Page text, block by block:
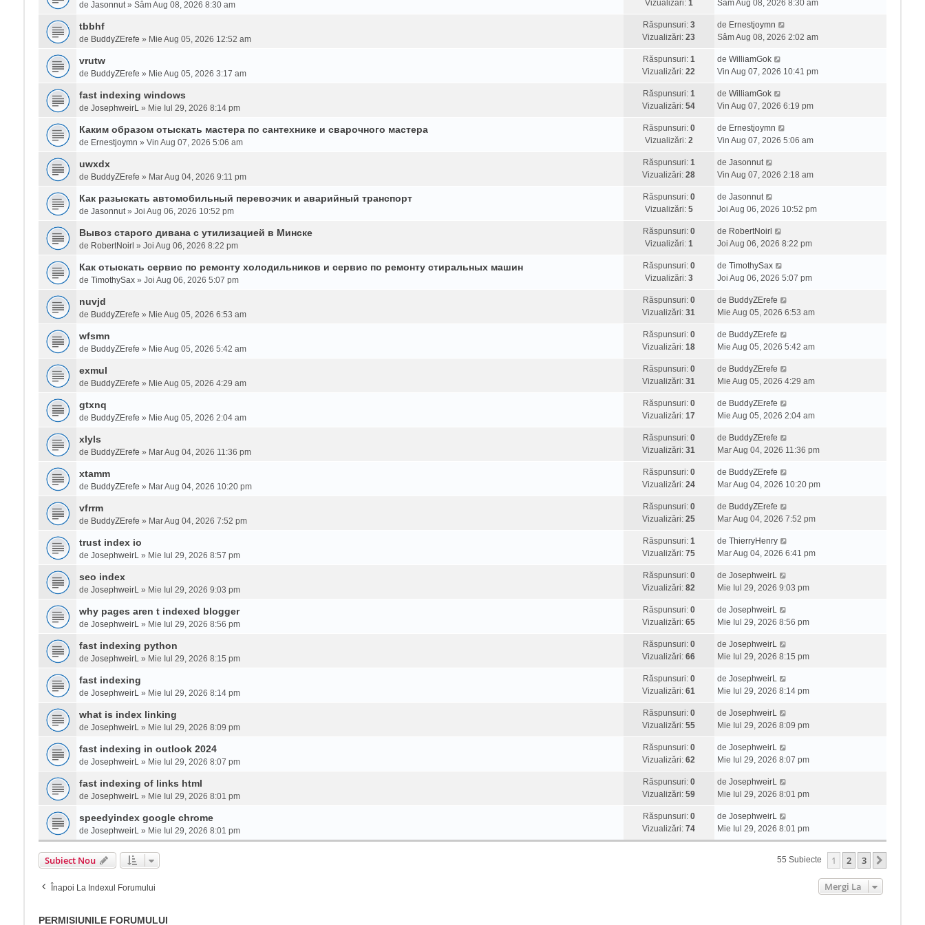
de Jasonnut» Sâm Aug 08, 2026 8:30 am
Vizualizări: 1
Sâm Aug 08, 2026 8:30 am
tbbhf
de BuddyZErefe » Mie Aug 05, 2026 12:52 am
Răspunsuri: 3
Vizualizări:23
de Ernestjoymn
Sâm Aug 08, 2026 2:02 am
vrutw
de BuddyZErefe » Mie Aug 05, 2026 3:17 am
Răspunsuri: 1
Vizualizări:22
de WilliamGok
Vin Aug 07, 2026 10:41 pm
fast indexing windows
de JosephweirL» Mie Iul 29, 2026 8:14 pm
Răspunsuri: 1
Vizualizări:54
de WilliamGok
Vin Aug 07, 2026 6:19 pm
Каким образом отыскать мастера по сантехнике и сварочного мастера
de Ernestjoymn » Vin Aug 07, 2026 5:06 am
Răspunsuri: 0
Vizualizări: 2
de Ernestjoymn
Vin Aug 07, 2026 5:06 am
uwxdx
de BuddyZErefe » Mar Aug 04, 2026 9:11 pm
Răspunsuri: 1
Vizualizări:28
de Jasonnut
Vin Aug 07, 2026 2:18 am
Как разыскать автомобильный перевозчик и аварийный транспорт
de Jasonnut» Joi Aug 06, 2026 10:52 pm
Răspunsuri: 0
Vizualizări: 5
de Jasonnut
Joi Aug 06, 2026 10:52 pm
Вывоз старого дивана с утилизацией в Минске
de RobertNoirl » Joi Aug 06, 2026 8:22 pm
Răspunsuri: 0
Vizualizări: 1
de RobertNoirl
Joi Aug 06, 2026 8:22 pm
Как отыскать сервис по ремонту холодильников и сервис по ремонту стиральных машин
de TimothySax» Joi Aug 06, 2026 5:07 pm
Răspunsuri: 0
Vizualizări: 3
de TimothySax
Joi Aug 06, 2026 5:07 pm
nuvjd
de BuddyZErefe » Mie Aug 05, 2026 6:53 am
Răspunsuri: 0
Vizualizări:31
de BuddyZErefe
Mie Aug 05, 2026 6:53 am
wfsmn
de BuddyZErefe » Mie Aug 05, 2026 5:42 am
Răspunsuri: 0
Vizualizări:18
de BuddyZErefe
Mie Aug 05, 2026 5:42 am
exmul
de BuddyZErefe » Mie Aug 05, 2026 4:29 am
Răspunsuri: 0
Vizualizări:31
de BuddyZErefe
Mie Aug 05, 2026 4:29 am
gtxnq
de BuddyZErefe » Mie Aug 05, 2026 2:04 am
Răspunsuri: 0
Vizualizări:17
de BuddyZErefe
Mie Aug 05, 2026 2:04 am
xlyls
de BuddyZErefe » Mar Aug 04, 2026 11:36 pm
Răspunsuri: 0
Vizualizări:31
de BuddyZErefe
Mar Aug 04, 2026 11:36 pm
xtamm
de BuddyZErefe » Mar Aug 04, 2026 10:20 pm
Răspunsuri: 0
Vizualizări:24
de BuddyZErefe
Mar Aug 04, 2026 10:20 pm
vfrrm
de BuddyZErefe » Mar Aug 04, 2026 7:52 pm
Răspunsuri: 0
Vizualizări:25
de BuddyZErefe
Mar Aug 04, 2026 7:52 pm
trust index io
de JosephweirL» Mie Iul 29, 2026 8:57 pm
Răspunsuri: 1
Vizualizări:75
de ThierryHenry
Mar Aug 04, 2026 6:41 pm
seo index
de JosephweirL» Mie Iul 29, 2026 9:03 pm
Răspunsuri: 0
Vizualizări:82
de JosephweirL
Mie Iul 29, 2026 9:03 pm
why pages aren t indexed blogger
de JosephweirL» Mie Iul 29, 2026 8:56 pm
Răspunsuri: 0
Vizualizări:65
de JosephweirL
Mie Iul 29, 2026 8:56 pm
fast indexing python
de JosephweirL» Mie Iul 29, 2026 8:15 pm
Răspunsuri: 0
Vizualizări:66
de JosephweirL
Mie Iul 29, 2026 8:15 pm
fast indexing
de JosephweirL» Mie Iul 29, 2026 8:14 pm
Răspunsuri: 0
Vizualizări:61
de JosephweirL
Mie Iul 29, 2026 8:14 pm
what is index linking
de JosephweirL» Mie Iul 29, 2026 8:09 pm
Răspunsuri: 0
Vizualizări:55
de JosephweirL
Mie Iul 29, 2026 8:09 pm
fast indexing in outlook 2024
de JosephweirL» Mie Iul 29, 2026 8:07 pm
Răspunsuri: 0
Vizualizări:62
de JosephweirL
Mie Iul 29, 2026 8:07 pm
fast indexing of links html
de JosephweirL» Mie Iul 29, 2026 8:01 pm
Răspunsuri: 0
Vizualizări:59
de JosephweirL
Mie Iul 29, 2026 8:01 pm
speedyindex google chrome
de JosephweirL» Mie Iul 29, 2026 8:01 pm
Răspunsuri: 0
Vizualizări:74
de JosephweirL
Mie Iul 29, 2026 8:01 pm
Subiect Nou 55 Subiecte 1 2 3
Înapoi La Indexul Forumului Mergi La
PERMISIUNILE FORUMULUI